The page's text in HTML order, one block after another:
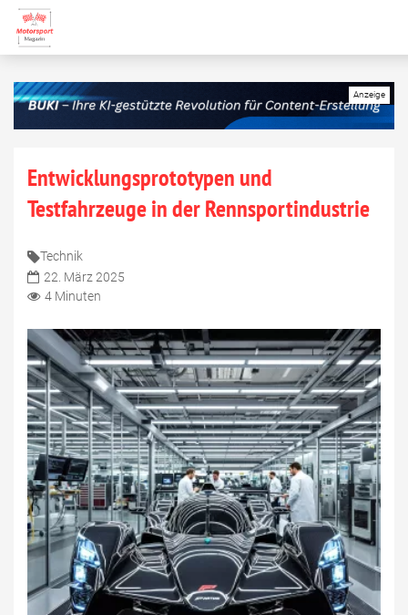
Entwicklungsprototypen und
Testfahrzeuge in der Rennsportindustrie
Technik
22. März 2025
4 Minuten